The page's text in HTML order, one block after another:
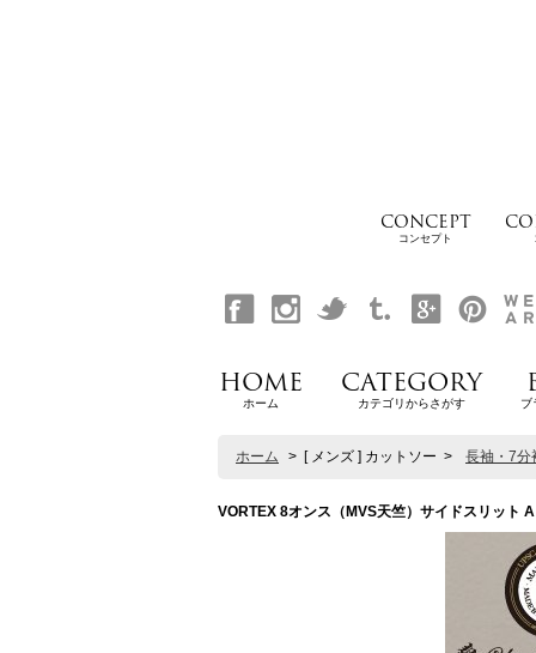
CONCEPT
コンセプト
HOME
ホーム
CATEGORY
カテゴリからさがす ブ
ホーム > [ メンズ ] カットソー > 長袖・7分
VORTEX 8オンス（MVS天竺）サイドスリット